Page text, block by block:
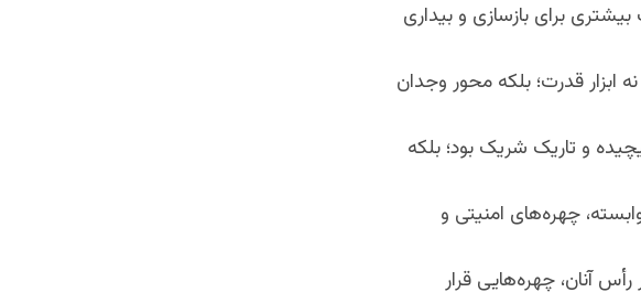
برای بازسازی و بیداری
قدرت؛ بلکه محور وجدان
و تاریک شریک بود؛ بلکه
چهره‌های امنیتی و
آنان، چهره‌هایی قرار